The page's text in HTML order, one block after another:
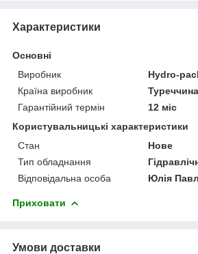
Характеристики
Основні
Виробник
Hydro-
Країна виробник
Туреччина
Гарантійний термін
12 міс
Користувальницькі характеристики
Стан
Нове
Тип обладнання
Відповідальна особа
Юлія
Приховати
Умови доставки